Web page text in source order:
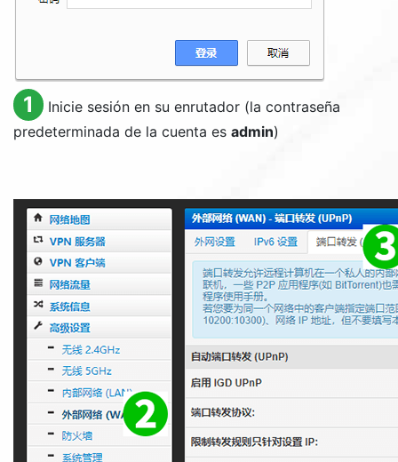
1
Inicie sesión en su enrutador (la contraseña
predeterminada de la cuenta es admin)